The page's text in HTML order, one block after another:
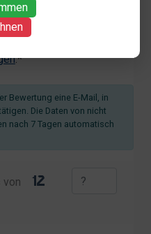
Referrer-URL) zum
ich mich
.*
Bewertung eine E-Mail, in
Die Daten von nicht
nach 7 Tagen automatisch
von